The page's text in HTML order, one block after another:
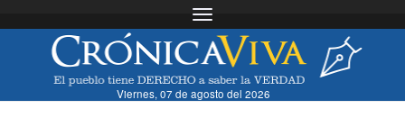
Toggle navigation
Viernes, 07 de agosto del 2026